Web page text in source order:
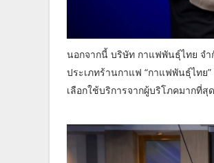
นอกจากนี้ บริษัท กาแฟพันธุ์ไทย จ
ประเภทร้านกาแฟ “กาแฟพันธุ์ไท
เลือกใช้บริการจากผู้บริโภคมากที่สุด